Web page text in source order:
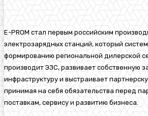
E-PROM стал первым российским
электрозарядных станций, который
формированию региональной дилерской
производит ЭЗС, развивает собственную
инфраструктуру и выстраивает
принимая на себя обязательства перед
поставкам, сервису и развитию бизнеса.